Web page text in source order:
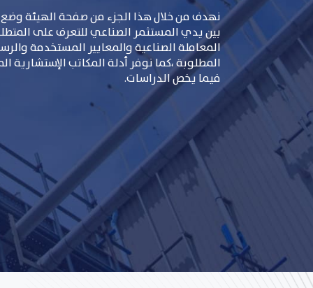
نهدف من خلال هذا الجزء من صفحة الهيئة
بين يدي المستثمر الصناعي للتعرف على
المعاملة الصناعية والمعايير المستخدمة
المطلوبة ،كما نوفر أدلة المكاتب الإستشارية
فيما يخص الدراسات.